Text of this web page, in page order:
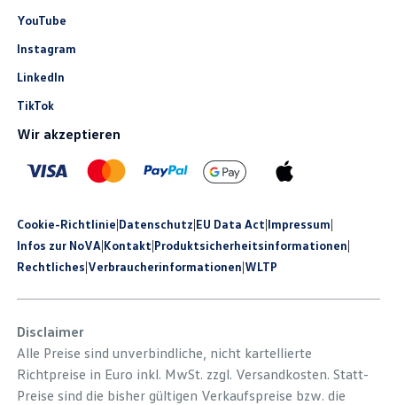
YouTube
Instagram
LinkedIn
TikTok
Wir akzeptieren
Cookie-Richtlinie|Datenschutz|EU Data Act|Impressum|
Infos zur NoVA|Kontakt|Produkt­sicherheits­informationen|
Rechtliches|Verbraucherinformationen|WLTP
Disclaimer
Alle Preise sind unverbindliche, nicht kartellierte
Richtpreise in Euro inkl. MwSt. zzgl. Versandkosten. Statt-
Preise sind die bisher gültigen Verkaufspreise bzw. die